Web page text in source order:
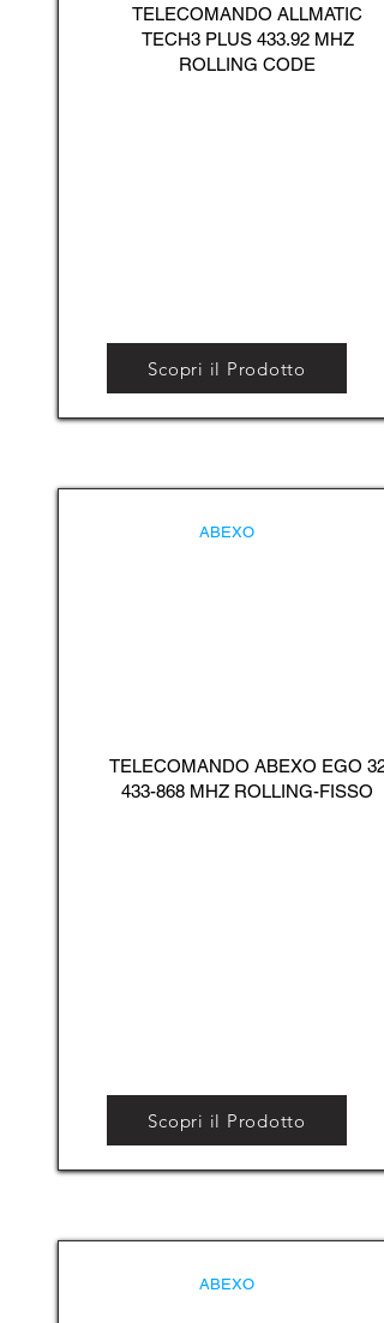
TELECOMANDO ALLMATIC
TECH3 PLUS 433.92 MHZ
ROLLING CODE
Scopri il Prodotto
ABEXO
TELECOMANDO ABEXO EGO 32
433-868 MHZ ROLLING-FISSO
Scopri il Prodotto
ABEXO